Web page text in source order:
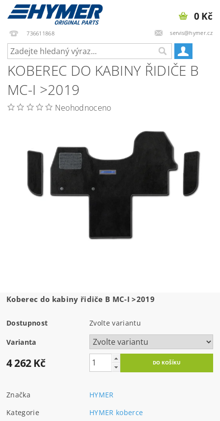
736611868 servis@hymer.cz
0 Kč
KOBEREC DO KABINY ŘIDIČE B
MC-I >2019
Neohodnoceno
Koberec do kabiny řidiče B MC-I >2019
Dostupnost Zvolte variantu
Varianta
4 262 Kč
Značka
HYMER
Kategorie
HYMER koberce